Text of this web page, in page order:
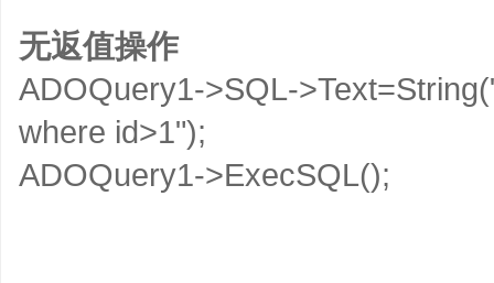
无返值操作
ADOQuery1->SQL-
where id>1");
ADOQuery1->ExecSQL();